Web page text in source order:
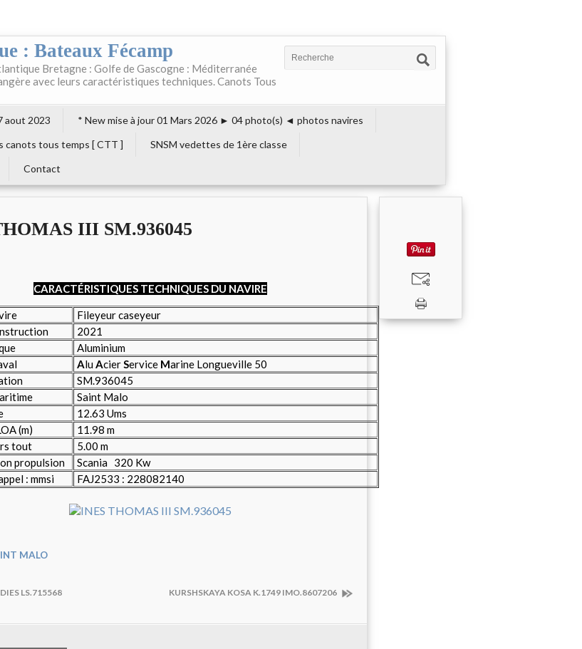
: Bateaux Fécamp
Bretagne : Golfe de Gascogne : Méditerranée
avec leurs caractéristiques techniques. Canots Tous
aout 2023
* New mise à jour 01 Mars 2026 ► 04 photo(s) ◄ photos navires
canots tous temps [ CTT ]
SNSM vedettes de 1ère classe
Contact
III SM.936045
CARACTÉRISTIQUES TECHNIQUES DU NAVIRE
Fileyeur caseyeur
2021
Aluminium
AluAcierService Marine Longueville 50
SM.936045
Saint Malo
12.63 Ums
(m)
11.98 m
tout
5.00 m
propulsion
Scania 320 Kw
: mmsi
FAJ2533 : 228082140
MALO
LS.715568 KURSHSKAYA KOSA K.1749 IMO.8607206